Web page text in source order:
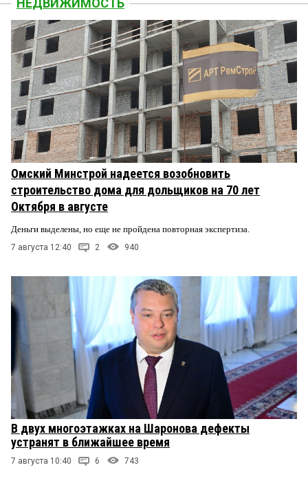
НЕДВИЖИМОСТЬ
Омский Минстрой надеется возобновить
строительство дома для дольщиков на 70 лет
Октября в августе
Деньги выделены, но еще не пройдена повторная экспертиза.
7 августа 12:40 2 940
В двух многоэтажках на Шаронова дефекты
устранят в ближайшее время
7 августа 10:40 6 743